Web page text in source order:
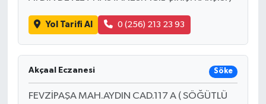
Yol Tarifi Al 0 (256) 213 23 93
Akçaal Eczanesi Söke
FEVZİPAŞA MAH.AYDIN CAD.117 A ( SÖĞÜTLÜ